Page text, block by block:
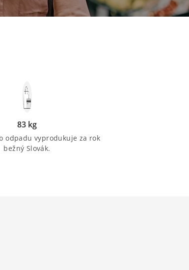
83 kg
odpadu vyprodukuje za rok
bežný Slovák.